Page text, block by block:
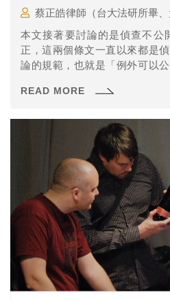
蔡正皓律師（台大法研所畢、
本文接著要討論的是偵查不公
正，這兩個條文一直以來都是
論的規範，也就是「例外可以
READ MORE